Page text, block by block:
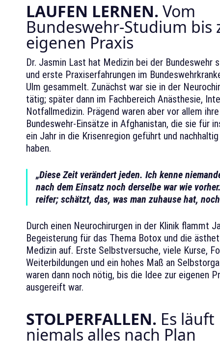
LAUFEN LERNEN. Vom
Bundeswehr-Studium bis
eigenen Praxis
Dr. Jasmin Last hat Medizin bei der Bundeswehr
und erste Praxiserfahrungen im
Ulm gesammelt. Zunächst war sie in der
tätig; später dann im Fachbereich Anästhesie,
Notfallmedizin. Prägend waren aber vor allem
Bundeswehr-Einsätze in Afghanistan, die sie für
ein Jahr in die Krisenregion geführt und
haben.
„Diese Zeit verändert jeden. Ich kenne
nach dem Einsatz noch derselbe war wie
reifer; schätzt, das, was man zuhause hat, noch
Durch einen Neurochirurgen in der Klinik flammt
Begeisterung für das Thema Botox und die
Medizin auf. Erste Selbstversuche, viele Kurse,
Weiterbildungen und ein hohes Maß an
waren dann noch nötig, bis die Idee zur eigenen
ausgereift war.
STOLPERFALLEN. Es läuft
niemals alles nach Plan